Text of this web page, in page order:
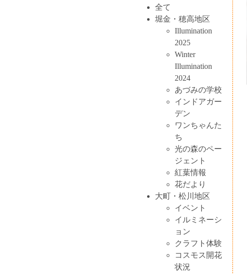
全て
堀金・穂高地区
Illumination
2025
Winter
Illumination
2024
あづみの学校
インドアガー
デン
ワンちゃんた
ち
光の森のペー
ジェント
紅葉情報
花だより
大町・松川地区
イベント
イルミネーシ
ョン
クラフト体験
コスモス開花
状況